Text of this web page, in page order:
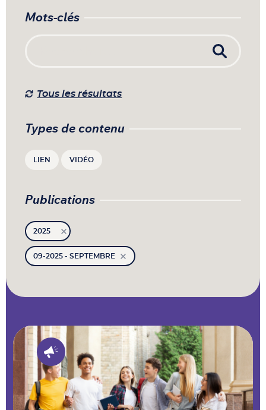
Mots-clés
Tous les résultats
Types de contenu
LIEN VIDÉO
Publications
2025
09-2025 - SEPTEMBRE